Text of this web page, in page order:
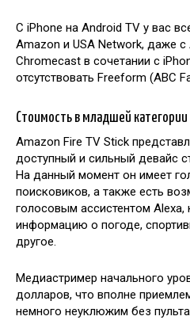
С iPhone на Android TV у вас
Amazon и USA Network, даже с
Chromecast в сочетании с
отсутствовать Freeform (ABC
Стоимость в младшей категории
Amazon Fire TV Stick
доступный и сильный девайс
На данный момент он имеет
поисковиков, а также есть
голосовым ассистентом
информацию о погоде,
другое.
Медиастример начального
долларов, что вполне
немного неуклюжим без